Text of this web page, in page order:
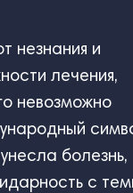
незнания и
лечения,
невозможно
болезнь,
с